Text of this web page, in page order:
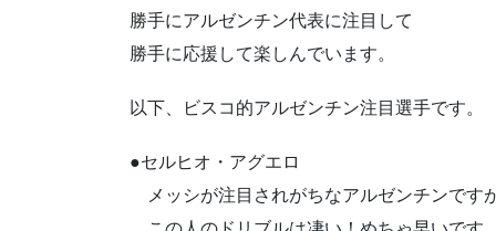
勝手にアルゼンチン代表に注目して
勝手に応援して楽しんでいます。
以下、ビスコ的アルゼンチン注目選手です。
●セルヒオ・アグエロ
メッシが注目されがちなアルゼンチンです